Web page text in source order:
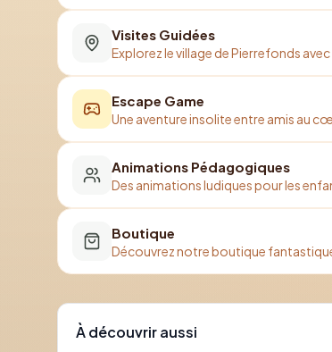
Visites Guidées
Explorez le village de Pierrefonds
Escape Game
Une aventure insolite entre amis au
Animations Pédagogiques
Des animations ludiques pour les
Boutique
Découvrez notre boutique
À découvrir aussi